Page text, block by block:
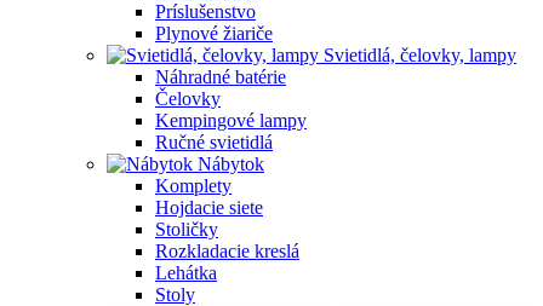
Príslušenstvo
Plynové žiariče
Svietidlá, čelovky, lampy
Náhradné batérie
Čelovky
Kempingové lampy
Ručné svietidlá
Nábytok
Komplety
Hojdacie siete
Stoličky
Rozkladacie kreslá
Lehátka
Stoly